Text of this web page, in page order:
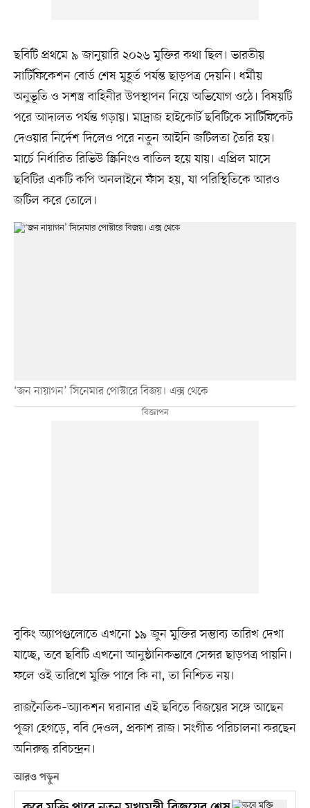
ছবিটি প্রথমে ৯ জানুয়ারি ২০২৬ মুক্তির কথা ছিল। ভারতীয়
সার্টিফিকেশন বোর্ড শেষ মুহূর্ত পর্যন্ত ছাড়পত্র দেয়নি। ধর্মীয়
অনুভূতি ও সশস্ত্র বাহিনীর উপস্থাপন নিয়ে অভিযোগ ওঠে। বিষয়টি
পরে আদালত পর্যন্ত গড়ায়। মাদ্রাজ হাইকোর্ট ছবিটিকে সার্টিফিকেট
দেওয়ার নির্দেশ দিলেও পরে নতুন আইনি জটিলতা তৈরি হয়।
মার্চে নির্ধারিত রিভিউ স্ক্রিনিংও বাতিল হয়ে যায়। এপ্রিল মাসে
ছবিটির একটি কপি অনলাইনে ফাঁস হয়, যা পরিস্থিতিকে আরও
জটিল করে তোলে।
‘জন নায়াগন’ সিনেমার পোস্টারে বিজয়। এক্স থেকে
বুকিং অ্যাপগুলোতে এখনো ১৯ জুন মুক্তির সম্ভাব্য তারিখ দেখা
যাচ্ছে, তবে ছবিটি এখনো আনুষ্ঠানিকভাবে সেন্সর ছাড়পত্র পায়নি।
ফলে ওই তারিখে মুক্তি পাবে কি না, তা নিশ্চিত নয়।
রাজনৈতিক–অ্যাকশন ঘরানার এই ছবিতে বিজয়ের সঙ্গে আছেন
পূজা হেগড়ে, ববি দেওল, প্রকাশ রাজ। সংগীত পরিচালনা করছেন
অনিরুদ্ধ রবিচন্দ্রন।
আরও পড়ুন